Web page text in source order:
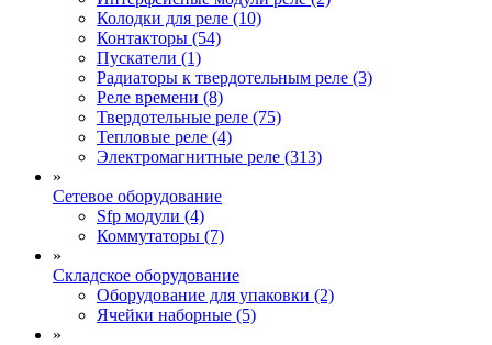
Колодки для реле (10)
Контакторы (54)
Пускатели (1)
Радиаторы к твердотельным реле (3)
Реле времени (8)
Твердотельные реле (75)
Тепловые реле (4)
Электромагнитные реле (313)
»
Сетевое оборудование
Sfp модули (4)
Коммутаторы (7)
»
Складское оборудование
Оборудование для упаковки (2)
Ячейки наборные (5)
»